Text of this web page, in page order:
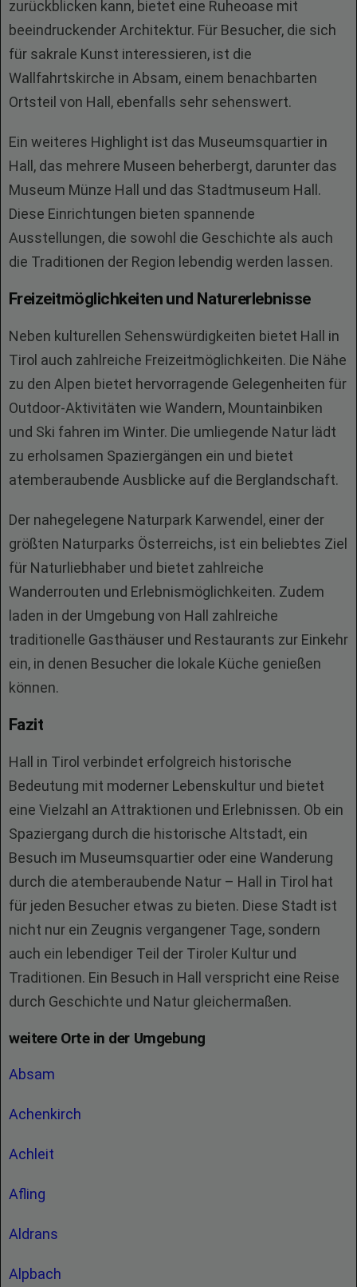
zurückblicken kann, bietet eine Ruheoase mit
beeindruckender Architektur. Für Besucher, die sich
für sakrale Kunst interessieren, ist die
Wallfahrtskirche in Absam, einem benachbarten
Ortsteil von Hall, ebenfalls sehr sehenswert.
Ein weiteres Highlight ist das Museumsquartier in
Hall, das mehrere Museen beherbergt, darunter das
Museum Münze Hall und das Stadtmuseum Hall.
Diese Einrichtungen bieten spannende
Ausstellungen, die sowohl die Geschichte als auch
die Traditionen der Region lebendig werden lassen.
Freizeitmöglichkeiten und Naturerlebnisse
Neben kulturellen Sehenswürdigkeiten bietet Hall in
Tirol auch zahlreiche Freizeitmöglichkeiten. Die Nähe
zu den Alpen bietet hervorragende Gelegenheiten für
Outdoor-Aktivitäten wie Wandern, Mountainbiken
und Ski fahren im Winter. Die umliegende Natur lädt
zu erholsamen Spaziergängen ein und bietet
atemberaubende Ausblicke auf die Berglandschaft.
Der nahegelegene Naturpark Karwendel, einer der
größten Naturparks Österreichs, ist ein beliebtes Ziel
für Naturliebhaber und bietet zahlreiche
Wanderrouten und Erlebnismöglichkeiten. Zudem
laden in der Umgebung von Hall zahlreiche
traditionelle Gasthäuser und Restaurants zur Einkehr
ein, in denen Besucher die lokale Küche genießen
können.
Fazit
Hall in Tirol verbindet erfolgreich historische
Bedeutung mit moderner Lebenskultur und bietet
eine Vielzahl an Attraktionen und Erlebnissen. Ob ein
Spaziergang durch die historische Altstadt, ein
Besuch im Museumsquartier oder eine Wanderung
durch die atemberaubende Natur – Hall in Tirol hat
für jeden Besucher etwas zu bieten. Diese Stadt ist
nicht nur ein Zeugnis vergangener Tage, sondern
auch ein lebendiger Teil der Tiroler Kultur und
Traditionen. Ein Besuch in Hall verspricht eine Reise
durch Geschichte und Natur gleichermaßen.
weitere Orte in der Umgebung
Absam
Achenkirch
Achleit
Afling
Aldrans
Alpbach